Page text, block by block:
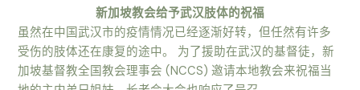
新加坡教会给予武汉肢体的祝福
虽然在中国武汉市的疫情情况已经逐渐好转，但任然有许多
受伤的肢体还在康复的途中。 为了援助在武汉的基督徒，新
加坡基督教全国教会理事会 (NCCS) 邀请本地教会来祝福当